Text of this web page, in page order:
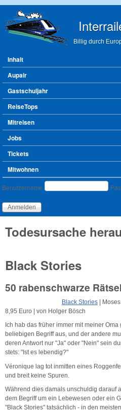
Billig durch
Hauptmenü
Inhalt
Aupair
Gastschuljahr
ReiseTops
Mitreisen
Jobs
Tickets
Mitwohnen
Benutzeranmeldung
Benutzername
Todesursache
Black Stories
50 rabenschwarze Rätsel
Black Stories |
8,95 Euro | von Holger Bösch
Ich hab das früher immer mit meiner
beliebigen Begriff aus, und der andere
deren Antwort nur "Ja" oder "Nein" sein
stets: "Ist es lebendig?"
Véronique lag tot inmitten eines
und breit keine Spuren.
Während dies damals unschuldig darauf
dem Begriff um ein Lebewesen oder ein
"Black Stories" tatsächlich - in den